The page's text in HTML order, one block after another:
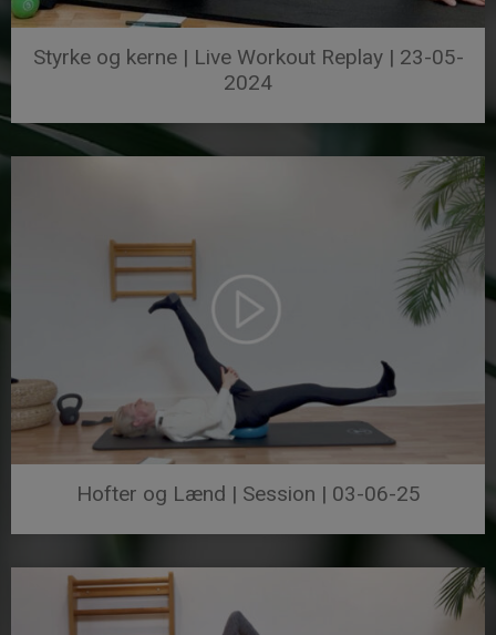
Styrke og kerne | Live Workout Replay | 23-05-
2024
Hofter og Lænd | Session | 03-06-25